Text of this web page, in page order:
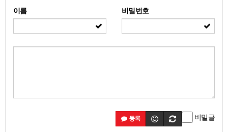
이름 비밀번호
등록 비밀글